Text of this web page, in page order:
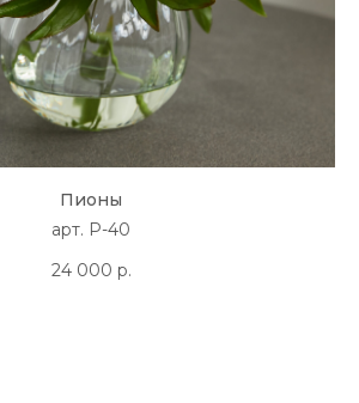
Пионы
арт. P-40
24 000 р.